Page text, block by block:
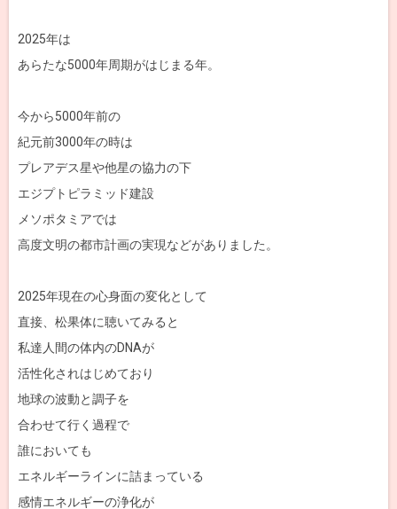
2025年は
あらたな5000年周期がはじまる年。
今から5000年前の
紀元前3000年の時は
プレアデス星や他星の協力の下
エジプトピラミッド建設
メソポタミアでは
高度文明の都市計画の実現などがありました。
2025年現在の心身面の変化として
直接、松果体に聴いてみると
私達人間の体内のDNAが
活性化されはじめており
地球の波動と調子を
合わせて行く過程で
誰においても
エネルギーラインに詰まっている
感情エネルギーの浄化が